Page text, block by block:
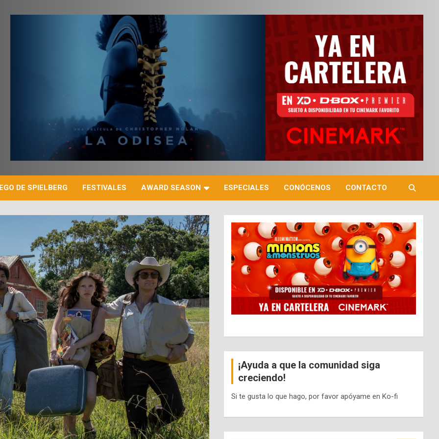
DE SPIELBERG FESTIVALES AWARD SEASON ESPECIALES CONÓCENOS CONTACTO
¡Ayuda a que la comunidad siga
creciendo!
Si te gusta lo que hago, por favor apóyame en Ko-fi